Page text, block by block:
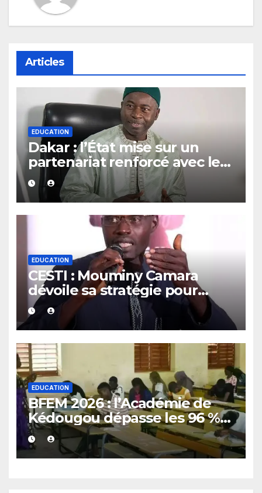
Articles
EDUCATION
Dakar : l’État mise sur un
partenariat renforcé avec les
guides religieux et les
diplômés en arabe
EDUCATION
CESTI : Mouminy Camara
dévoile sa stratégie pour
renforcer l’excellence
EDUCATION
BFEM 2026 : l’Académie de
Kédougou dépasse les 96 %
de réussite et confirme son
excellence